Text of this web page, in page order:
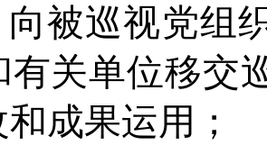
向被巡视党组
有关单位移交
成果运用；